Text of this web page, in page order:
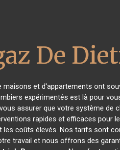
De
maisons et d'appartements ont
expérimentés est là pour
assurer que votre système
rapides et efficaces pour
coûts élevés. Nos tarifs sont
travail et nous offrons des